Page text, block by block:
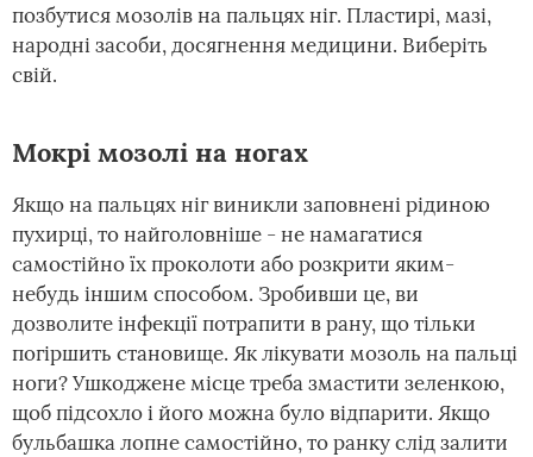
позбутися мозолів на пальцях ніг. Пластирі, мазі,
народні засоби, досягнення медицини. Виберіть
свій.
Мокрі мозолі на ногах
Якщо на пальцях ніг виникли заповнені рідиною
пухирці, то найголовніше - не намагатися
самостійно їх проколоти або розкрити яким-
небудь іншим способом. Зробивши це, ви
дозволите інфекції потрапити в рану, що тільки
погіршить становище. Як лікувати мозоль на пальці
ноги? Ушкоджене місце треба змастити зеленкою,
щоб підсохло і його можна було відпарити. Якщо
бульбашка лопне самостійно, то ранку слід залити